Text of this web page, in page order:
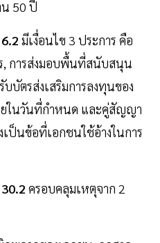
50 ปี
มีเงื่อนไข 3 ประการ คือ
, การส่งมอบพื้นที่สนับสนุน
บบัตรส่งเสริมการลงทุนของ
ยในวันที่กำหนด และคู่สัญญา
ป็นข้อที่เอกชนใช้อ้างในการ
ครอบคลุมเหตุจาก 2